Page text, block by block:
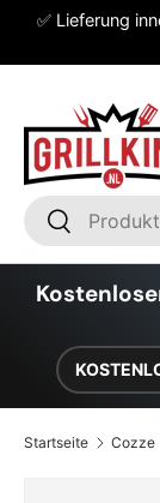
✅ Lieferung
Suchen
Suchen
Startseite Cozze